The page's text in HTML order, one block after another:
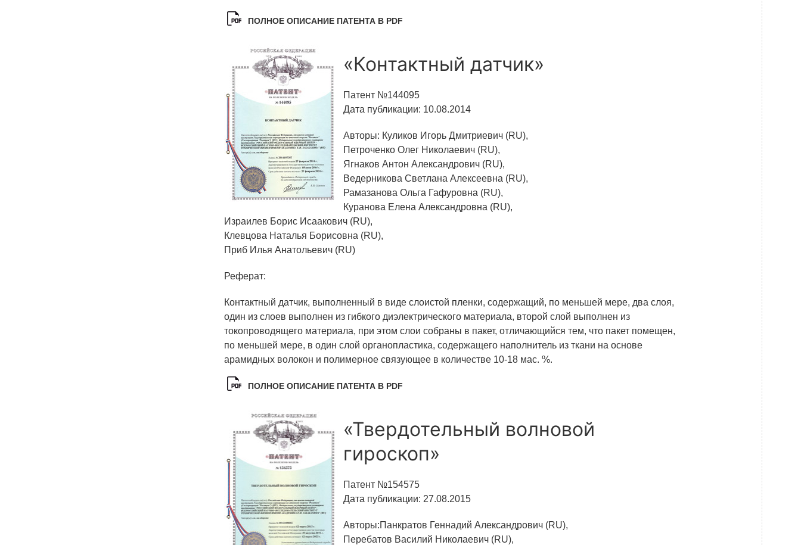
ПОЛНОЕ ОПИСАНИЕ ПАТЕНТА В PDF
«Контактный датчик»
Патент №144095
Дата публикации: 10.08.2014
Авторы: Куликов Игорь Дмитриевич (RU),
Петроченко Олег Николаевич (RU),
Ягнаков Антон Александрович (RU),
Ведерникова Светлана Алексеевна (RU),
Рамазанова Ольга Гафуровна (RU),
Куранова Елена Александровна (RU),
Израилев Борис Исаакович (RU),
Клевцова Наталья Борисовна (RU),
Приб Илья Анатольевич (RU)
Реферат:
Контактный датчик, выполненный в виде слоистой пленки, содержащий, по меньшей мере, два слоя,
один из слоев выполнен из гибкого диэлектрического материала, второй слой выполнен из
токопроводящего материала, при этом слои собраны в пакет, отличающийся тем, что пакет помещен,
по меньшей мере, в один слой органопластика, содержащего наполнитель из ткани на основе
арамидных волокон и полимерное связующее в количестве 10-18 мас. %.
ПОЛНОЕ ОПИСАНИЕ ПАТЕНТА В PDF
«Твердотельный волновой
гироскоп»
Патент №154575
Дата публикации: 27.08.2015
Авторы:Панкратов Геннадий Александрович (RU),
Перебатов Василий Николаевич (RU),